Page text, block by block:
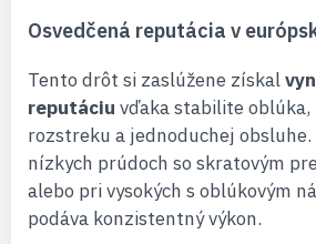
Osvedčená reputácia v
Tento drôt si zaslúžene získal
reputáciu vďaka stabilite
rozstreku a jednoduchej
nízkych prúdoch so skratovým
alebo pri vysokých s oblúkovým
podáva konzistentný výkon.